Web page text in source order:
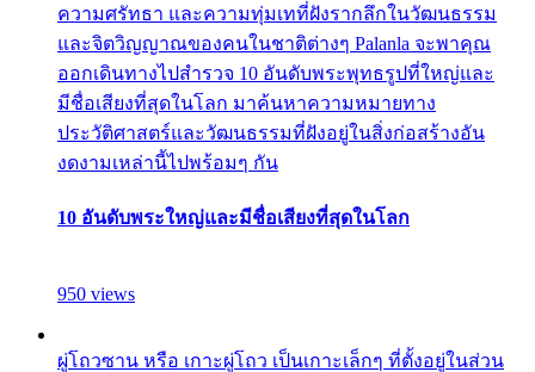
ความศรัทธา และความทุ่มเทที่ฝังรากลึกในวัฒนธรรม
และจิตวิญญาณของคนในชาติต่างๆ Palanla จะพาคุณ
ออกเดินทางไปสำรวจ 10 อันดับพระพุทธรูปที่ใหญ่และ
มีชื่อเสียงที่สุดในโลก มาค้นหาความหมายทาง
ประวัติศาสตร์และวัฒนธรรมที่ฝังอยู่ในสิ่งก่อสร้างอัน
งดงามเหล่านี้ไปพร้อมๆ กัน
10 อันดับพระใหญ่และมีชื่อเสียงที่สุดในโลก
950 views
ผู่โถวซาน หรือ เกาะผู่โถว เป็นเกาะเล็กๆ ที่ตั้งอยู่ในส่วน